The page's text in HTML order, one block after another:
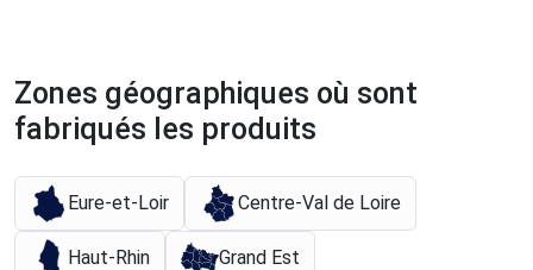
Zones géographiques où sont
fabriqués les produits
Eure-et-Loir Centre-Val de Loire
Haut-Rhin Grand Est